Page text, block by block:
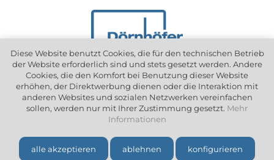
Diese Website benutzt Cookies, die für den technischen Betrieb
der Website erforderlich sind und stets gesetzt werden. Andere
Cookies, die den Komfort bei Benutzung dieser Website
erhöhen, der Direktwerbung dienen oder die Interaktion mit
anderen Websites und sozialen Netzwerken vereinfachen
sollen, werden nur mit Ihrer Zustimmung gesetzt. Mehr
Informationen
alle akzeptieren ablehnen konfigurieren
Copyright ©2026Dörnhöfer Stahl - Metallbau GmbH & Co. KG. Alle
Rechte vorbehalten.
Datenschutz
Impressum